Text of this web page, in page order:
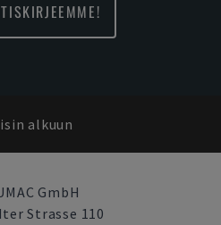
alkuun
GmbH
Strasse 110